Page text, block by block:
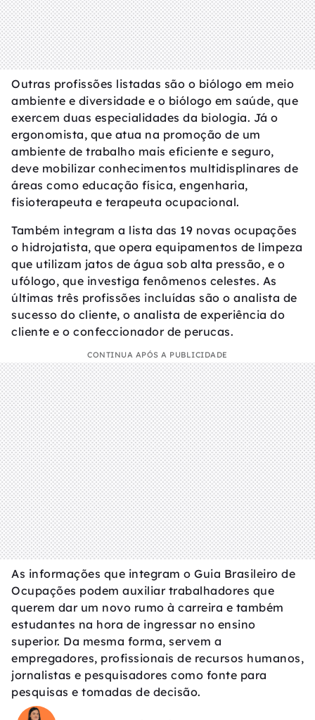
Outras profissões listadas são o biólogo em meio
ambiente e diversidade e o biólogo em saúde, que
exercem duas especialidades da biologia. Já o
ergonomista, que atua na promoção de um
ambiente de trabalho mais eficiente e seguro,
deve mobilizar conhecimentos multidisplinares de
áreas como educação física, engenharia,
fisioterapeuta e terapeuta ocupacional.
Também integram a lista das 19 novas ocupações
o hidrojatista, que opera equipamentos de limpeza
que utilizam jatos de água sob alta pressão, e o
ufólogo, que investiga fenômenos celestes. As
últimas três profissões incluídas são o analista de
sucesso do cliente, o analista de experiência do
cliente e o confeccionador de perucas.
CONTINUA APÓS A PUBLICIDADE
As informações que integram o Guia Brasileiro de
Ocupações podem auxiliar trabalhadores que
querem dar um novo rumo à carreira e também
estudantes na hora de ingressar no ensino
superior. Da mesma forma, servem a
empregadores, profissionais de recursos humanos,
jornalistas e pesquisadores como fonte para
pesquisas e tomadas de decisão.